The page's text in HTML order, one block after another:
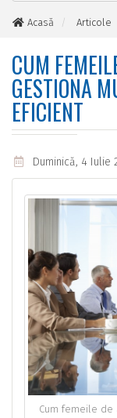
Acasă Articole
CUM
GESTIONA
EFICIENT
Duminică, 4 Iulie
Cum femeile de